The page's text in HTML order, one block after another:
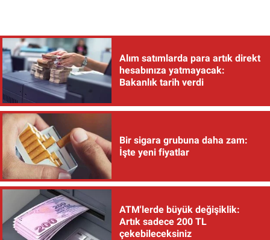
Alım satımlarda para artık direkt
hesabınıza yatmayacak:
Bakanlık tarih verdi
Bir sigara grubuna daha zam:
İşte yeni fiyatlar
ATM'lerde büyük değişiklik:
Artık sadece 200 TL
çekebileceksiniz